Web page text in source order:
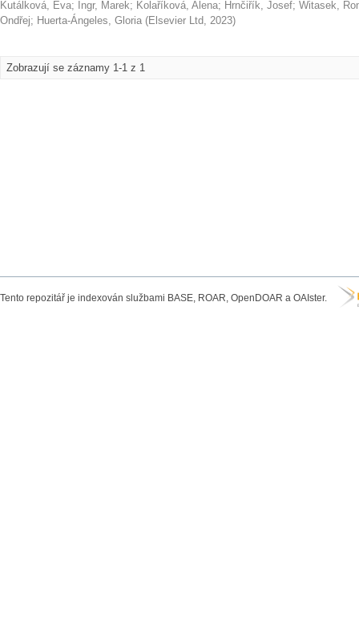
Kutálková, Eva; Ingr, Marek; Kolaříková, Alena; Hrnčiřík, Josef; Witasek,
Ondřej; Huerta-Ángeles, Gloria (Elsevier Ltd, 2023)
Zobrazují se záznamy 1-1 z 1
Tento repozitář je indexován službami BASE, ROAR, OpenDOAR a OAIster.